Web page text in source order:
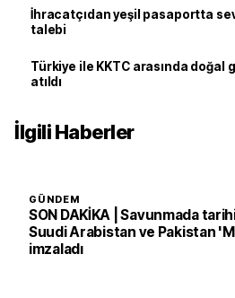
İhracatçıdan yeşil pasaportta
talebi
Türkiye ile KKTC arasında doğal
atıldı
İlgili Haberler
GÜNDEM
SON DAKİKA | Savunmada
Suudi Arabistan ve Pakistan
imzaladı